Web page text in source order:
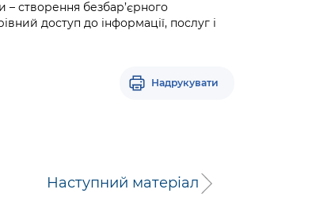
– створення безбар’єрного
доступ до інформації, послуг і
Надрукувати
Наступний матеріал